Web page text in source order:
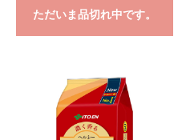
ただいま品切れ中です。